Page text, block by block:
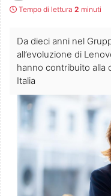
Tempo di lettura 2 minuti
Da dieci anni nel
all’evoluzione di
hanno contribuito alla
Italia